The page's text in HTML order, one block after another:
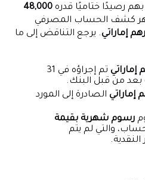
رصيدًا ختاميًا قدره48,000
كشف الحساب المصرفي
. يرجع التناقض إلى ما
تم إجراؤه في 31
بعد من قبل البنك.
الصادرة إلى المورد
رسوم شهرية بقيمة
والتي لم يتم